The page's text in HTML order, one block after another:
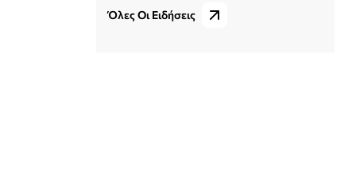
Όλες Οι Ειδήσεις